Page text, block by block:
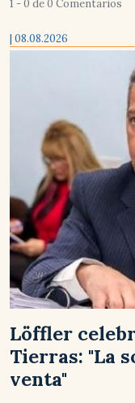
1 - 0 de 0 Comentarios
| 08.08.2026
Löffler
Tierras: "La
venta"